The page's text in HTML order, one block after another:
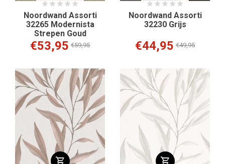
Noordwand Assorti
32265 Modernista
Strepen Goud
€53,95 €59,95
Noordwand Assorti
32230 Grijs
€44,95 €49,95